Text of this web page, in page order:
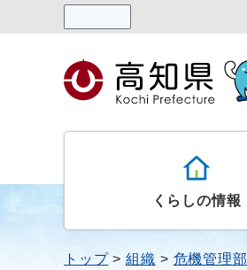
くらしの情報
トップ 組織 危機管理部